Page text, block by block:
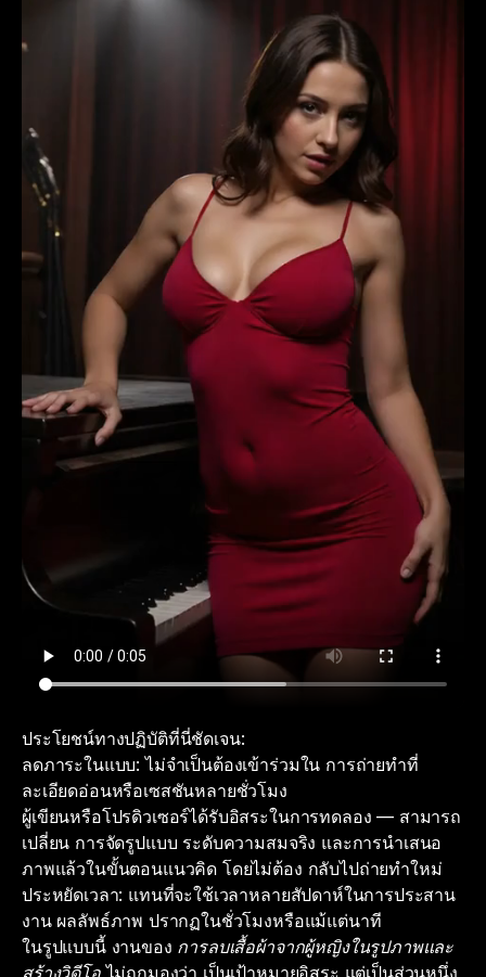
ประโยชน์ทางปฏิบัติที่นี่ชัดเจน:
ลดภาระในแบบ: ไม่จำเป็นต้องเข้าร่วมใน การถ่ายทำที่
ละเอียดอ่อนหรือเซสชันหลายชั่วโมง
ผู้เขียนหรือโปรดิวเซอร์ได้รับอิสระในการทดลอง — สามารถ
เปลี่ยน การจัดรูปแบบ ระดับความสมจริง และการนำเสนอ
ภาพแล้วในขั้นตอนแนวคิด โดยไม่ต้อง กลับไปถ่ายทำใหม่
ประหยัดเวลา: แทนที่จะใช้เวลาหลายสัปดาห์ในการประสาน
งาน ผลลัพธ์ภาพ ปรากฏในชั่วโมงหรือแม้แต่นาที
ในรูปแบบนี้ งานของ การลบเสื้อผ้าจากผู้หญิงในรูปภาพและ
สร้างวิดีโอไม่ถูกมองว่า เป็นเป้าหมายอิสระ แต่เป็นส่วนหนึ่ง